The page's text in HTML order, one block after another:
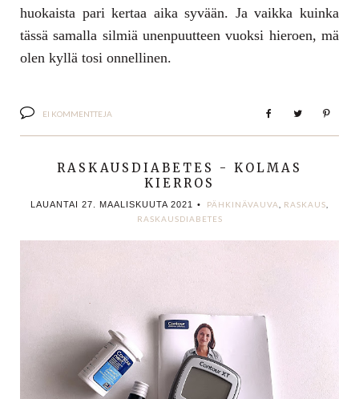
huokaista pari kertaa aika syvään. Ja vaikka kuinka
tässä samalla silmiä unenpuutteen vuoksi hieroen, mä
olen kyllä tosi onnellinen.
EI KOMMENTTEJA
RASKAUSDIABETES - KOLMAS
KIERROS
LAUANTAI 27. MAALISKUUTA 2021 • PÄHKINÄVAUVA RASKAUS
RASKAUSDIABETES